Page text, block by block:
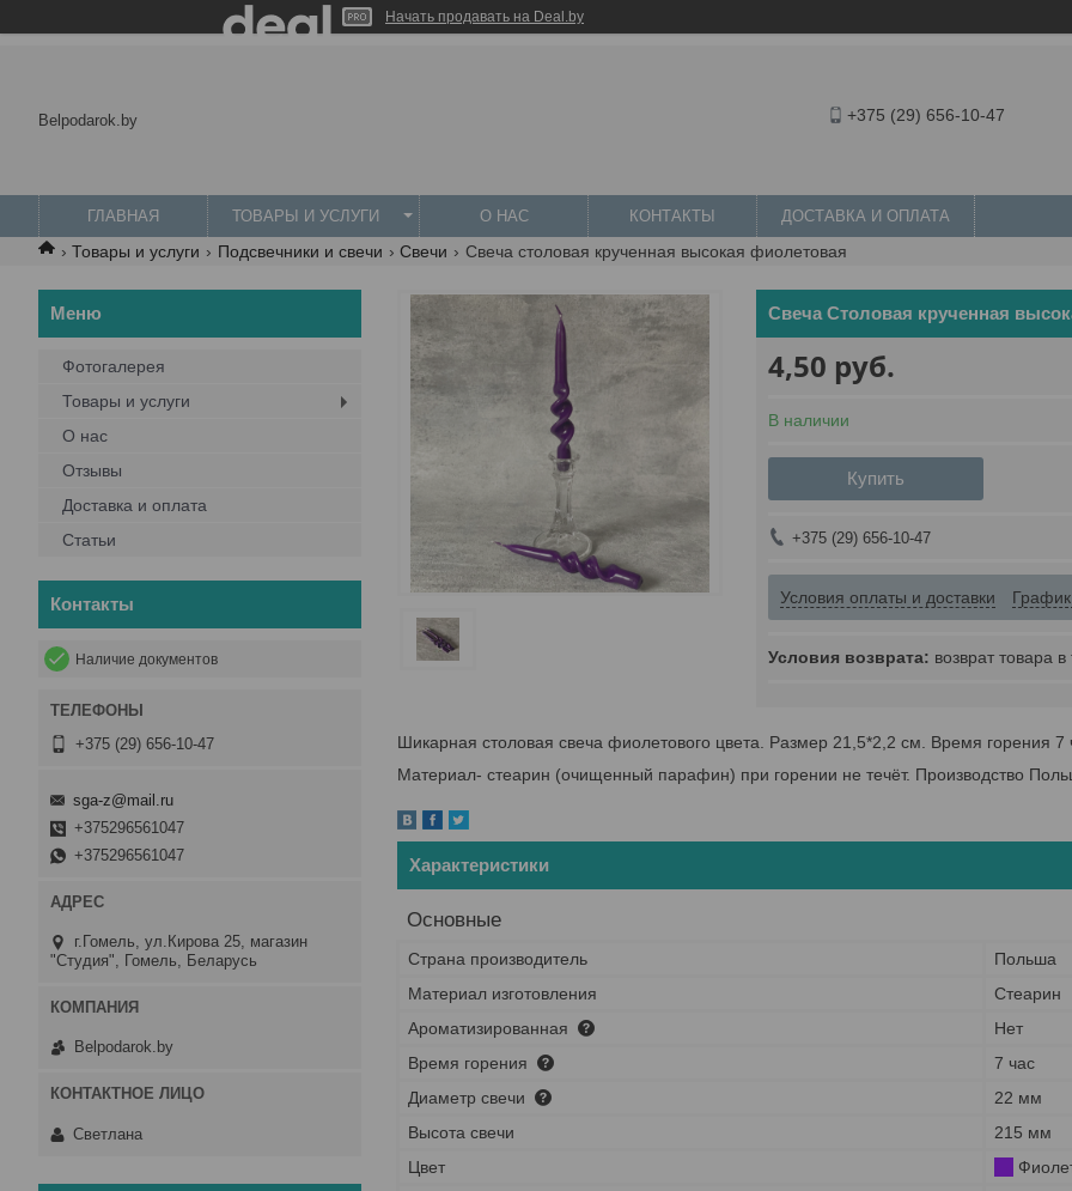
Начать продавать на Deal.by
Belpodarok.by +375 (29) 656-10-47
ГЛАВНАЯ ТОВАРЫ И УСЛУГИ О НАС КОНТАКТЫ ДОСТАВКА И ОПЛАТА
Товары и услуги Подсвечники и свечи Свечи Свеча столовая крученная высокая фиолетовая
Свеча Столовая крученная
4,50 руб.
В наличии
Купить
+375 (29) 656-10-47
Условия оплаты и доставки
возврат товара
Шикарная столовая свеча фиолетового цвета. Размер 21,5*2,2 см. Время горения 7
Материал- стеарин (очищенный парафин) при горении не течёт. Производство
Характеристики
Основные
Страна производитель
Польша
Материал изготовления
Стеарин
Ароматизированная
Нет
Время горения
7 час
Диаметр свечи
22 мм
Высота свечи
215 мм
Цвет
Фотогалерея
Товары и услуги
О нас
Отзывы
Доставка и оплата
Статьи
Контакты
Наличие документов
+375 (29) 656-10-47
sga-z@mail.ru
+375296561047
+375296561047
г.Гомель, ул.Кирова 25, магазин
"Студия", Гомель, Беларусь
Belpodarok.by
Светлана